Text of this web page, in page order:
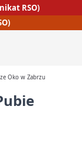
RSO)
Oko w Zabrzu